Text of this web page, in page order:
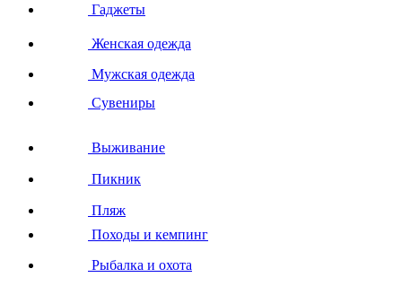
Гаджеты
Женская одежда
Мужская одежда
Сувениры
Выживание
Пикник
Пляж
Походы и кемпинг
Рыбалка и охота